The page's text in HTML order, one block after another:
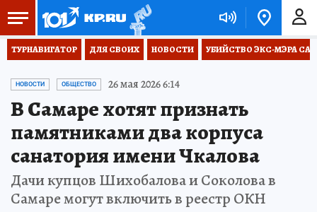
ТУРНАВИГАТОР ДЛЯ СВОИХ НОВОСТИ УБИЙСТВО ЭКС-МЭРА
НОВОСТИ ОБЩЕСТВО 26 мая 2026 6:14
В Самаре хотят признать
памятниками два корпуса
санатория имени Чкалова
Дачи купцов Шихобалова и Соколова в
Самаре могут включить в реестр ОКН